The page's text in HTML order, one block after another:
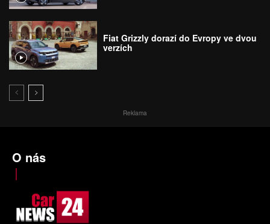
Fiat Grizzly dorazí do Evropy ve dvou
verzích
Reklama
O nás